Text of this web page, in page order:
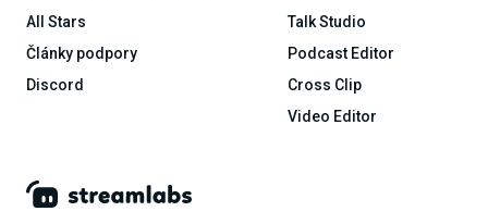
All Stars
Články podpory
Discord
Talk Studio
Podcast Editor
Cross Clip
Video Editor